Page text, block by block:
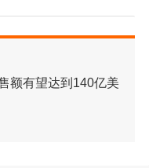
额有望达到140亿美